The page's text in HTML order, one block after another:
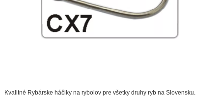
Kvalitné Rybárske háčiky na rybolov pre všetky druhy ryb na Slovensku.